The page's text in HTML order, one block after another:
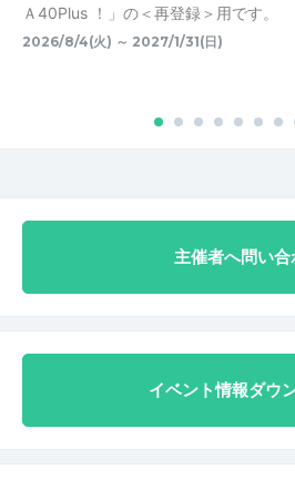
Ａ40Plus ！」の＜再登録＞用です。
2026/8/4(火) ～ 2027/1/31(日)
主催者へ問い合
イベント情報ダウ